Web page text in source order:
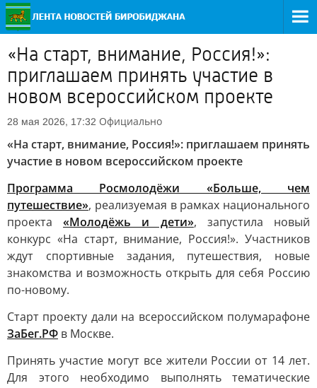
«На старт, внимание, Россия!»:
приглашаем принять участие в
новом всероссийском проекте
28 мая 2026, 17:32 Официально
«На старт, внимание, Россия!»: приглашаем принять
участие в новом всероссийском проекте
Программа Росмолодёжи «Больше, чем
путешествие», реализуемая в рамках национального
проекта«Молодёжь и дети», запустила новый
конкурс «На старт, внимание, Россия!». Участников
ждут спортивные задания, путешествия, новые
знакомства и возможность открыть для себя Россию
по-новому.
Старт проекту дали на всероссийском полумарафоне
ЗаБег.РФ в Москве.
Принять участие могут все жители России от 14 лет.
Для этого необходимо выполнять тематические